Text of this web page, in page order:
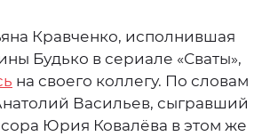
Кравченко, исполнившая
Будько в сериале «Сваты»,
на своего коллегу. По словам
Васильев, сыгравший
Юрия Ковалёва в этом же